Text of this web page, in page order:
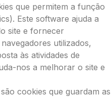
que permitem a função
Este software ajuda a
site e fornecer
utilizados,
às atividades de
nos a melhorar o site e
cookies que guardam as